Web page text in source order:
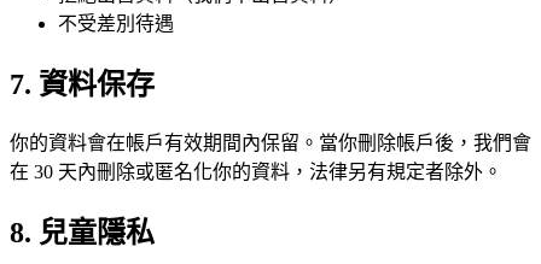
不受差別待遇
7. 資料保存
你的資料會在帳戶有效期間內保留。當你刪除帳戶後，我們會
在 30 天內刪除或匿名化你的資料，法律另有規定者除外。
8. 兒童隱私